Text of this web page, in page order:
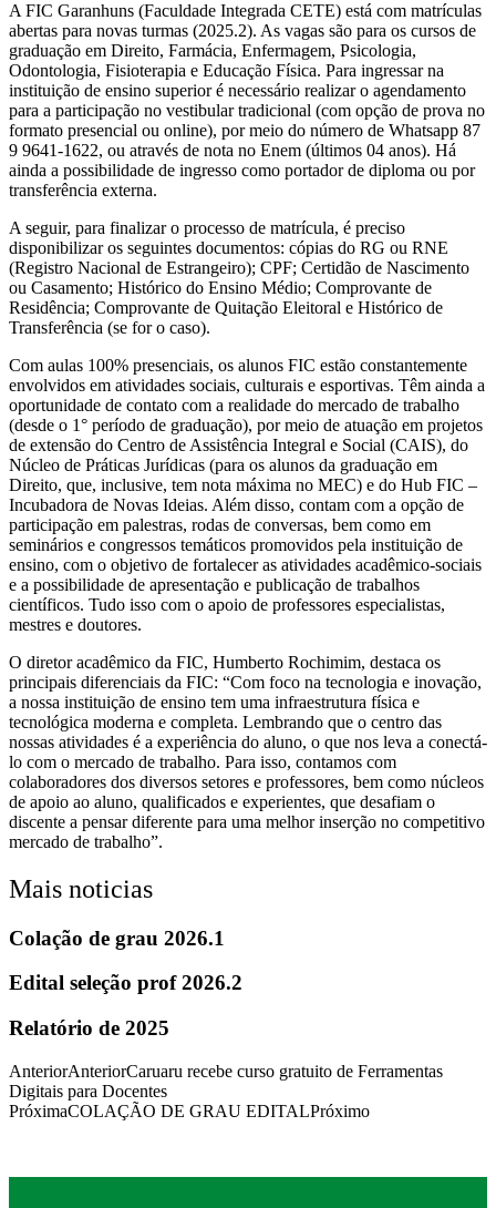
A FIC Garanhuns (Faculdade Integrada CETE) está com matrículas
abertas para novas turmas (2025.2). As vagas são para os cursos de
graduação em Direito, Farmácia, Enfermagem, Psicologia,
Odontologia, Fisioterapia e Educação Física. Para ingressar na
instituição de ensino superior é necessário realizar o agendamento
para a participação no vestibular tradicional (com opção de prova no
formato presencial ou online), por meio do número de Whatsapp 87
9 9641-1622, ou através de nota no Enem (últimos 04 anos). Há
ainda a possibilidade de ingresso como portador de diploma ou por
transferência externa.
A seguir, para finalizar o processo de matrícula, é preciso
disponibilizar os seguintes documentos: cópias do RG ou RNE
(Registro Nacional de Estrangeiro); CPF; Certidão de Nascimento
ou Casamento; Histórico do Ensino Médio; Comprovante de
Residência; Comprovante de Quitação Eleitoral e Histórico de
Transferência (se for o caso).
Com aulas 100% presenciais, os alunos FIC estão constantemente
envolvidos em atividades sociais, culturais e esportivas. Têm ainda a
oportunidade de contato com a realidade do mercado de trabalho
(desde o 1° período de graduação), por meio de atuação em projetos
de extensão do Centro de Assistência Integral e Social (CAIS), do
Núcleo de Práticas Jurídicas (para os alunos da graduação em
Direito, que, inclusive, tem nota máxima no MEC) e do Hub FIC –
Incubadora de Novas Ideias. Além disso, contam com a opção de
participação em palestras, rodas de conversas, bem como em
seminários e congressos temáticos promovidos pela instituição de
ensino, com o objetivo de fortalecer as atividades acadêmico-sociais
e a possibilidade de apresentação e publicação de trabalhos
científicos. Tudo isso com o apoio de professores especialistas,
mestres e doutores.
O diretor acadêmico da FIC, Humberto Rochimim, destaca os
principais diferenciais da FIC: “Com foco na tecnologia e inovação,
a nossa instituição de ensino tem uma infraestrutura física e
tecnológica moderna e completa. Lembrando que o centro das
nossas atividades é a experiência do aluno, o que nos leva a conectá-
lo com o mercado de trabalho. Para isso, contamos com
colaboradores dos diversos setores e professores, bem como núcleos
de apoio ao aluno, qualificados e experientes, que desafiam o
discente a pensar diferente para uma melhor inserção no competitivo
mercado de trabalho”.
Mais noticias
Colação de grau 2026.1
Edital seleção prof 2026.2
Relatório de 2025
AnteriorAnteriorCaruaru recebe curso gratuito de Ferramentas
Digitais para Docentes
PróximaCOLAÇÃO DE GRAU EDITALPróximo